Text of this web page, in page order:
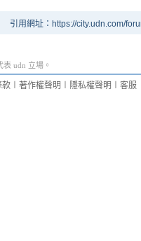
引用網址：https://city.udn.com/
udn 立場。
款 著作權聲明 隱私權聲明 客服